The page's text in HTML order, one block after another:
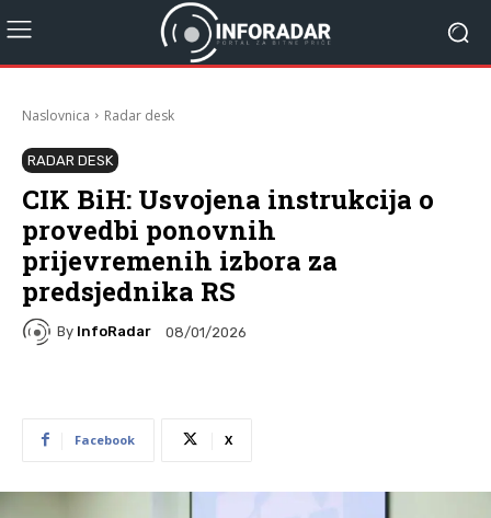
Naslovnica Radar desk
RADAR DESK
CIK BiH: Usvojena instrukcija o
provedbi ponovnih
prijevremenih izbora za
predsjednika RS
By InfoRadar 08/01/2026
Facebook X